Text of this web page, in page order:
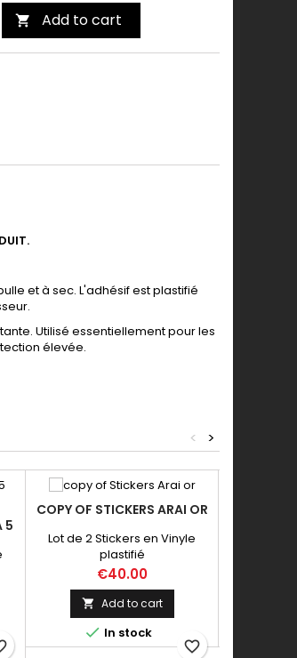
 Add to cart
et à sec. L'adhésif est plastifié
Utilisé essentiellement pour les
élevée.
>
<
5
COPY OF STICKERS ARAI OR
Lot de 2 Stickers en Vinyle
plastifié
Price
€40.00
 Add to cart
 In stock
favorite_border